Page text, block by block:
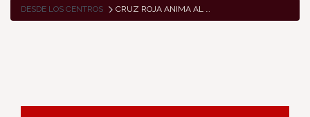
DESDE LOS CENTROS CRUZ ROJA ANIMA AL VOLUNTARIADO EN EL IES VALLE DEL EBRO